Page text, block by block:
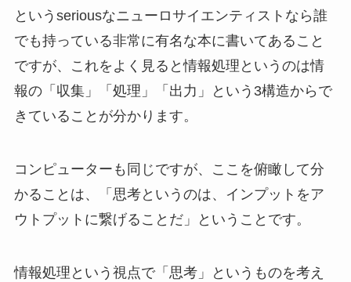
というseriousなニューロサイエンティストなら誰
でも持っている非常に有名な本に書いてあること
ですが、これをよく見ると情報処理というのは情
報の「収集」「処理」「出力」という3構造からで
きていることが分かります。
コンピューターも同じですが、ここを俯瞰して分
かることは、「思考というのは、インプットをア
ウトプットに繋げることだ」ということです。
情報処理という視点で「思考」というものを考え